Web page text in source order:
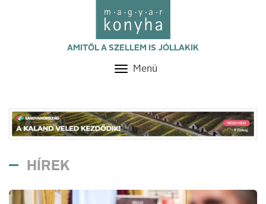
AMITŐL A SZELLEM IS JÓLLAKIK
Toggle
Menü
HÍREK